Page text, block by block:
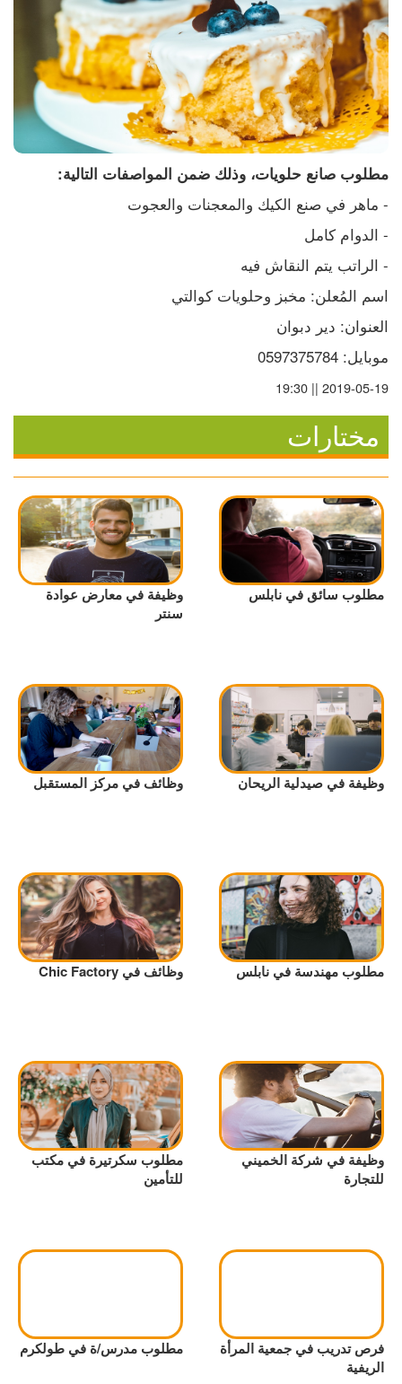
مطلوب صانع حلويات، وذلك ضمن المواصفات التالية:
- ماهر في صنع الكيك والمعجنات والعجوت
- الدوام كامل
- الراتب يتم النقاش فيه
اسم المُعلن: مخبز وحلويات كوالتي
العنوان: دير دبوان
موبايل: 0597375784
2019-05-19 || 19:30
مختارات
مطلوب سائق في نابلس
وظيفة في معارض عوادة
سنتر
وظيفة في صيدلية الريحان وظائف في مركز المستقبل
مطلوب مهندسة في نابلس وظائف في Chic Factory
وظيفة في شركة الخميني
للتجارة
مطلوب سكرتيرة في مكتب
للتأمين
فرص تدريب في جمعية المرأة
الريفية
مطلوب مدرس/ة في طولكرم